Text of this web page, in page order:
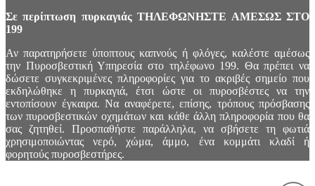
Σε περίπτωση πυρκαγιάς ΤΗΛΕΦΩΝΗΣΤΕ ΑΜΕΣΩΣ ΣΤΟ
199
Αν παρατηρήσετε ύποπτους καπνούς ή φλόγες, καλέστε αμέσως
την Πυροσβεστική Υπηρεσία στο τηλέφωνο 199. Θα πρέπει να
δώσετε συγκεκριμένες πληροφορίες για το ακριβές σημείο που
εκδηλώθηκε η πυρκαγιά, έτσι ώστε οι πυροσβέστες να την
εντοπίσουν έγκαιρα. Να αναφέρετε, επίσης, τρόπους πρόσβασης
των πυροσβεστικών οχημάτων και κάθε άλλη πληροφορία που θα
σας ζητηθεί. Προσπαθήστε παράλληλα, να σβήσετε τη φωτιά
χρησιμοποιώντας νερό, χώμα, άμμο, ένα κομμάτι κλαδί ή
φορητούς πυροσβεστήρες.